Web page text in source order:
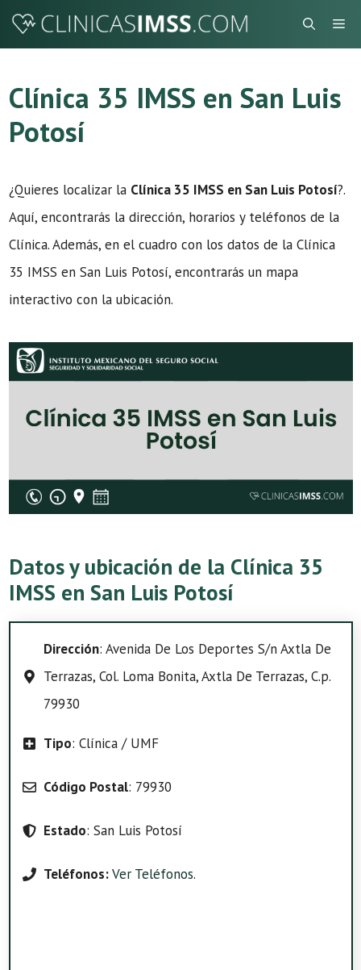
Saltar
Clínica 35 IMSS en San Luis
Potosí
¿Quieres localizar la Clínica 35 IMSS en San Luis Potosí?.
Aquí, encontrarás la dirección, horarios y teléfonos de la
Clínica. Además, en el cuadro con los datos de la Clínica
35 IMSS en San Luis Potosí, encontrarás un mapa
interactivo con la ubicación.
Datos y ubicación de la Clínica 35
IMSS en San Luis Potosí
Dirección: Avenida De Los Deportes S/n Axtla De
Terrazas, Col. Loma Bonita, Axtla De Terrazas, C.p.
79930
Tipo: Clínica / UMF
Código Postal: 79930
Estado: San Luis Potosí
Teléfonos:Ver Teléfonos.